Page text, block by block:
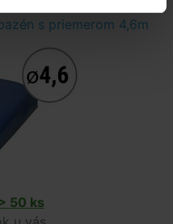
s priemerom 4,6m
50 ks